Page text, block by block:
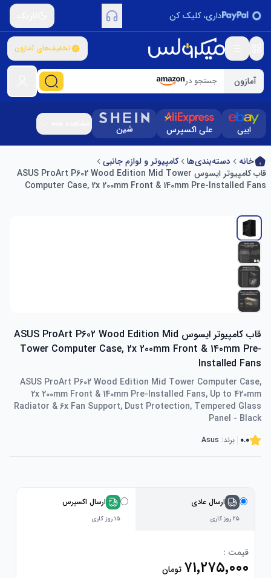
داری، کلیک کن
تخفیف‌های آمازون
آمازون جستجو در
ایبی علی اکسپرس شین
خانه دسته‌بندی‌ها
کامپیوتر و لوازم جانبی
قاب کامپیوتر ایسوس ASUS ProArt P602 Wood Edition Mid Tower
Computer Case, 2x 200mm Front & 140mm Pre-Installed Fans
قاب کامپیوتر ایسوس ASUS ProArt P602 Wood Edition Mid
Tower Computer Case, 2x 200mm Front & 140mm Pre-
Installed Fans
ASUS ProArt P602 Wood Edition Mid Tower Computer Case,
2x 200mm Front & 140mm Pre-Installed Fans, Up to 420mm
Radiator & 6x Fan Support, Dust Protection, Tempered Glass
Panel - Black
0.0 برند: Asus
ارسال عادی
۲۵ روز کاری
ارسال اکسپرس
۱۵ روز کاری
قیمت :
۷۱٬۲۷۵٬۰۰۰ تومان